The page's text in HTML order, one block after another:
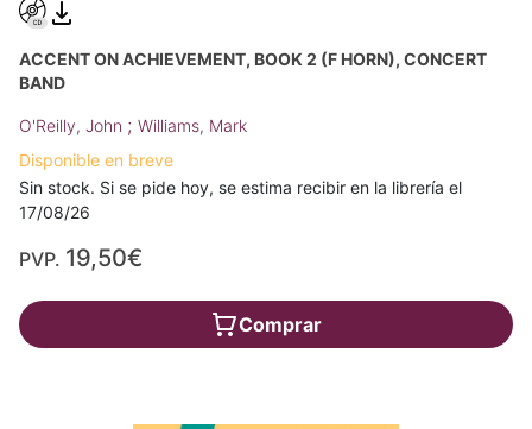
ACCENT ON ACHIEVEMENT, BOOK 2 (F HORN), CONCERT
BAND
O'Reilly, John ; Williams, Mark
Disponible en breve
Sin stock. Si se pide hoy, se estima recibir en la librería el
17/08/26
PVP. 19,50€
Comprar